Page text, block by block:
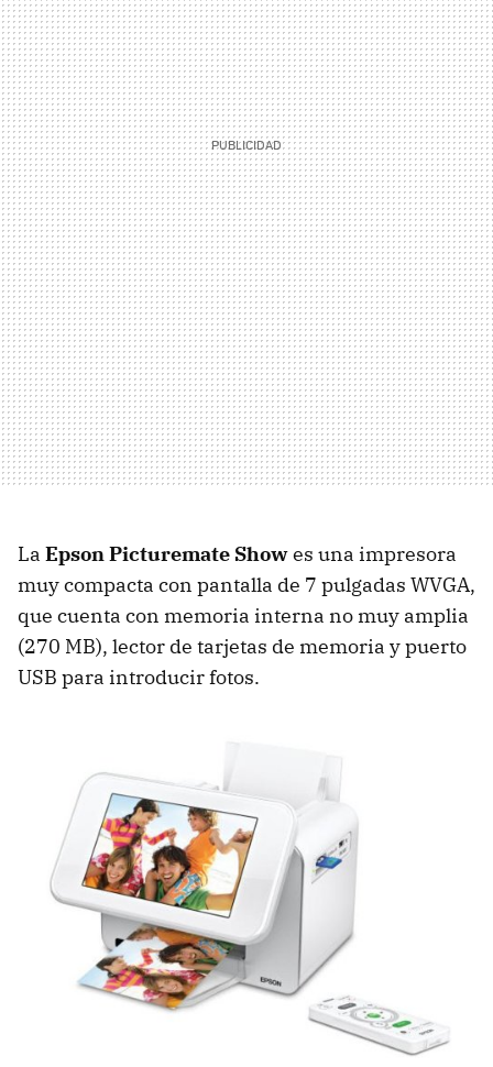
La Epson Picturemate Showes una impresora
muy compacta con pantalla de 7 pulgadas WVGA,
que cuenta con memoria interna no muy amplia
(270 MB), lector de tarjetas de memoria y puerto
USB para introducir fotos.